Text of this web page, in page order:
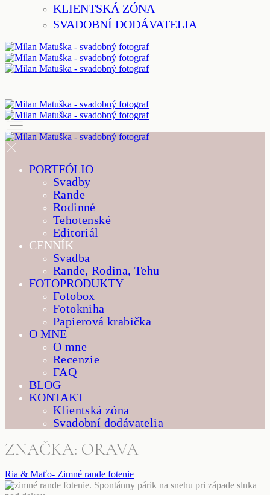
KLIENTSKÁ ZÓNA
SVADOBNÍ DODÁVATELIA
PORTFÓLIO
Svadby
Rande
Rodinné
Tehotenské
Editoriál
CENNÍK
Svadba
Rande, Rodina, Tehu
FOTOPRODUKTY
Fotobox
Fotokniha
Papierová krabička
O MNE
O mne
Recenzie
FAQ
BLOG
KONTAKT
Klientská zóna
Svadobní dodávatelia
ZNAČKA: ORAVA
Ria & Maťo- Zimné rande fotenie